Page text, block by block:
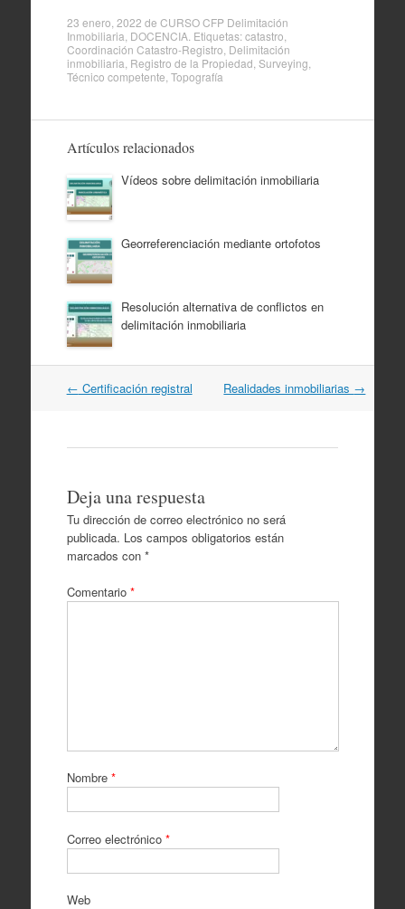
23 enero, 2022 de CURSO CFP Delimitación
Inmobiliaria DOCENCIA. Etiquetas:catastro
Coordinación Catastro-Registro Delimitación
inmobiliaria Registro de la Propiedad Surveying
Técnico competente Topografía
Artículos relacionados
Vídeos sobre delimitación inmobiliaria
Georreferenciación mediante ortofotos
Resolución alternativa de conflictos en
delimitación inmobiliaria
Navegación
← Certificación registral Realidades inmobiliarias →
Deja una respuesta
Tu dirección de correo electrónico no será
publicada. Los campos obligatorios están
marcados con *
Comentario *
Nombre *
Correo electrónico *
Web